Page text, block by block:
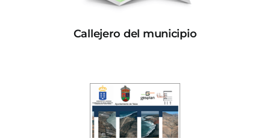
Callejero del municipio